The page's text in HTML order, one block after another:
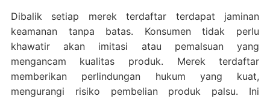
Dibalik setiap merek terdaftar terdapat jaminan
keamanan tanpa batas. Konsumen tidak perlu
khawatir akan imitasi atau pemalsuan yang
mengancam kualitas produk. Merek terdaftar
memberikan perlindungan hukum yang kuat,
mengurangi risiko pembelian produk palsu. Ini